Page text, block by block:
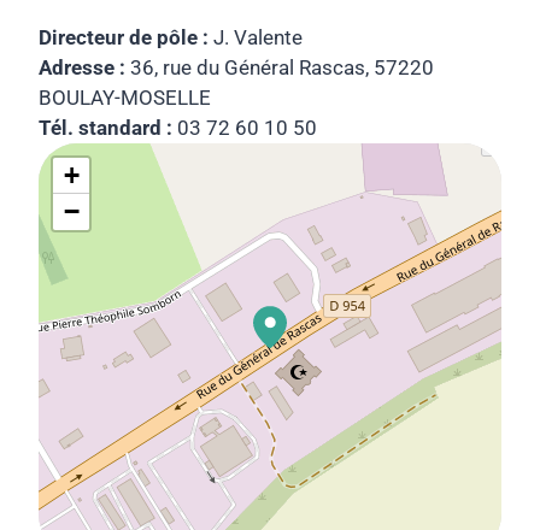
Directeur de pôle : J. Valente
Adresse : 36, rue du Général Rascas, 57220
BOULAY-MOSELLE
Tél. standard : 03 72 60 10 50
+
−